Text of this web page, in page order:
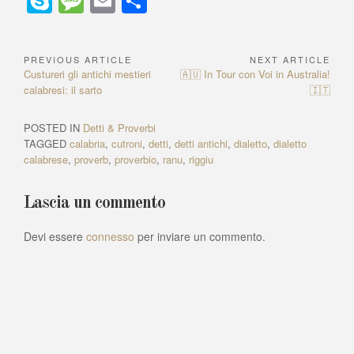
at
s
A
p
p
c
e
b
o
o
k
n
er
c a
e
st
e
dI
h
at
p
e
ss
a
g
e
ail
di
di
N
a
i
g
z
o
PREVIOUS ARTICLE
P
r
v
i
A
t
Custureri gli antichi mestieri
calabresi: il sarto
NEXT ARTICLE
N
A
e
🇦🇺 In Tour con Voi in Australia!
🇮🇹
POSTED IN Detti & Proverbi
TAGGED calabria, cutroni, detti, detti antichi, dialetto, dialetto
calabrese, proverb, proverbio, ranu, riggiu
Lascia un commento
Devi essere connesso per inviare un commento.